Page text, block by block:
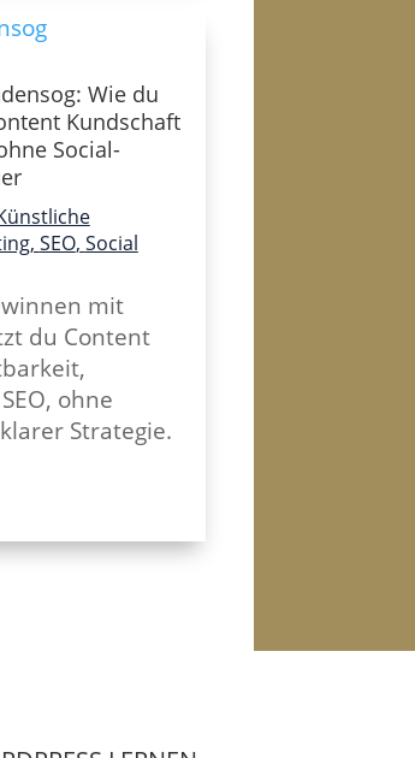
Wie du
Kundschaft
Social-
, SEO, Social
mit
du Content
ohne
Strategie.